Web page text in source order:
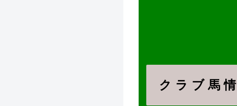
ク ラ ブ 馬